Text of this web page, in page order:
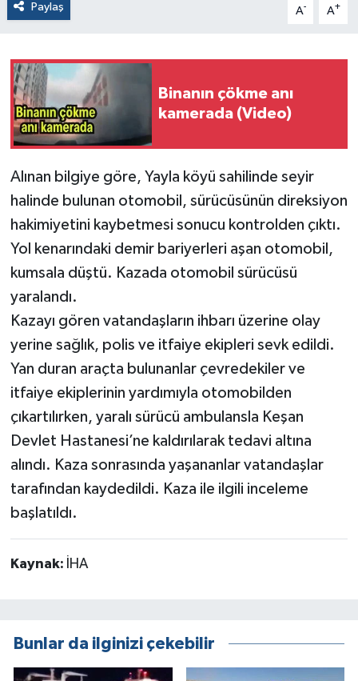
Paylaş A- A+
Binanın çökme anı
kamerada (Video)
Alınan bilgiye göre, Yayla köyü sahilinde seyir
halinde bulunan otomobil, sürücüsünün direksiyon
hakimiyetini kaybetmesi sonucu kontrolden çıktı.
Yol kenarındaki demir bariyerleri aşan otomobil,
kumsala düştü. Kazada otomobil sürücüsü
yaralandı.
Kazayı gören vatandaşların ihbarı üzerine olay
yerine sağlık, polis ve itfaiye ekipleri sevk edildi.
Yan duran araçta bulunanlar çevredekiler ve
itfaiye ekiplerinin yardımıyla otomobilden
çıkartılırken, yaralı sürücü ambulansla Keşan
Devlet Hastanesi’ne kaldırılarak tedavi altına
alındı. Kaza sonrasında yaşananlar vatandaşlar
tarafından kaydedildi. Kaza ile ilgili inceleme
başlatıldı.
Kaynak: İHA
Bunlar da ilginizi çekebilir